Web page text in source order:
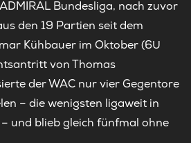
Bundesliga, nach zuvor
den 19 Partien seit dem
Kühbauer im Oktober (6U
von Thomas
der WAC nur vier Gegentore
– die wenigsten ligaweit in
und blieb gleich fünfmal ohne